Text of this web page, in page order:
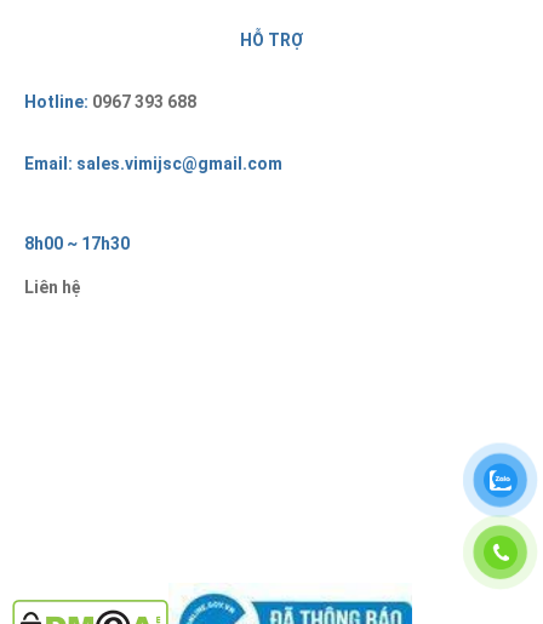
HỖ TRỢ
Hotline: 0967 393 688
Email: sales.vimijsc@gmail.com
8h00 ~ 17h30
Liên hệ